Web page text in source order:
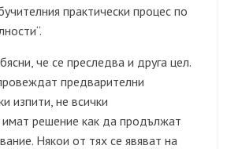
практически процес по
че се преследва и друга цел.
предварителни
изпити, не всички
решение как да продължат
Някои от тях се явяват на